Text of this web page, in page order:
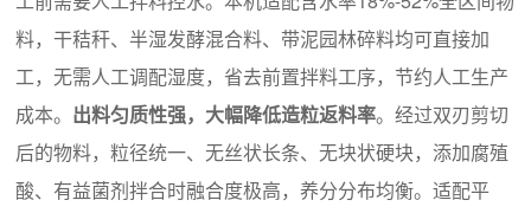
料，干秸秆、半湿发酵混合料、带泥园林碎料均可直接加
工，无需人工调配湿度，省去前置拌料工序，节约人工生产
成本。 出料匀质性强，大幅降低造粒返料率。经过双刃剪切
后的物料，粒径统一、无丝状长条、无块状硬块，添加腐殖
酸、有益菌剂拌合时融合度极高，养分分布均衡。适配平